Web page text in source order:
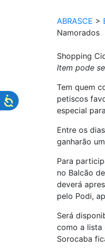
ABRASCE >
Namorados
Shopping
Item pode
Tem quem
petiscos
especial
Entre os
ganharão
Para
no Balcão
deverá
pelo Podi,
Será
como a lista
Sorocaba